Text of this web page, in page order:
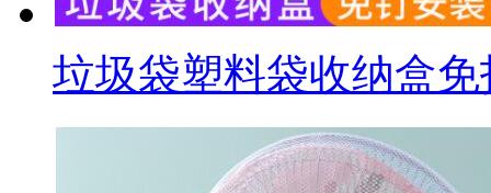
垃圾袋塑料袋收纳盒